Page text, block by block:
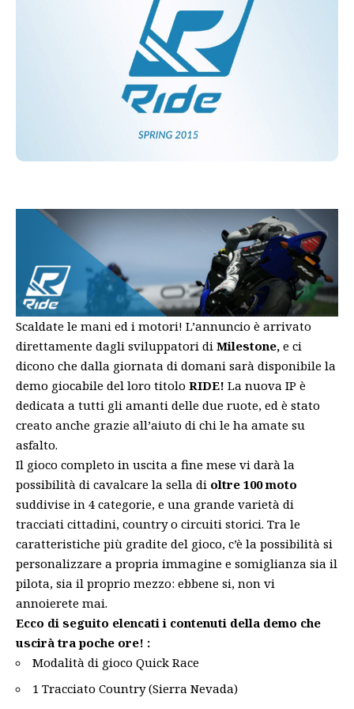
Scaldate le mani ed i motori! L’annuncio è arrivato
direttamente dagli sviluppatori di Milestone, e ci
dicono che dalla giornata di domani sarà disponibile la
demo giocabile del loro titolo RIDE! La nuova IP è
dedicata a tutti gli amanti delle due ruote, ed è stato
creato anche grazie all’aiuto di chi le ha amate su
asfalto.
Il gioco completo in uscita a fine mese vi darà la
possibilità di cavalcare la sella di oltre 100 moto
suddivise in 4 categorie, e una grande varietà di
tracciati cittadini, country o circuiti storici. Tra le
caratteristiche più gradite del gioco, c’è la possibilità si
personalizzare a propria immagine e somiglianza sia il
pilota, sia il proprio mezzo: ebbene si, non vi
annoierete mai.
Ecco di seguito elencati i contenuti della demo che
uscirà tra poche ore! :
Modalità di gioco Quick Race
1 Tracciato Country (Sierra Nevada)